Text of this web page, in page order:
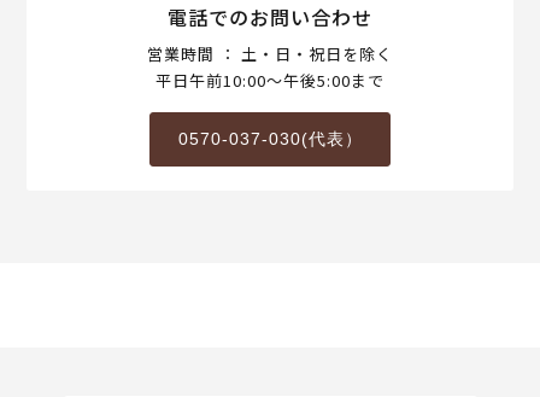
電話でのお問い合わせ
営業時間 ： 土・日・祝日を除く
平日午前10:00～午後5:00まで
0570-037-030(代表）